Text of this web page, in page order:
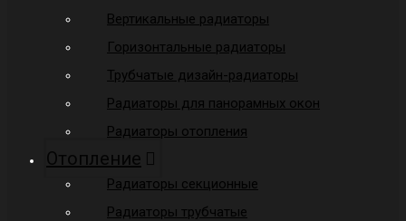
Вертикальные радиаторы
Горизонтальные радиаторы
Трубчатые дизайн-радиаторы
Радиаторы для панорамных окон
Радиаторы отопления
Отопление
Радиаторы секционные
Радиаторы трубчатые